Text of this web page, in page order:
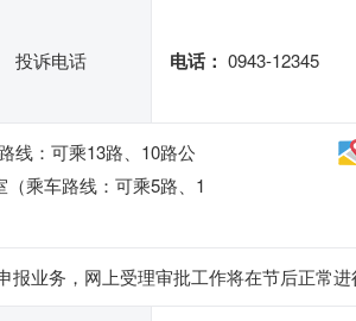
投诉电话 电话： 0943-12345
线：可乘13路、10路公
乘车路线：可乘5路、1
业务，网上受理审批工作将在节后正常进